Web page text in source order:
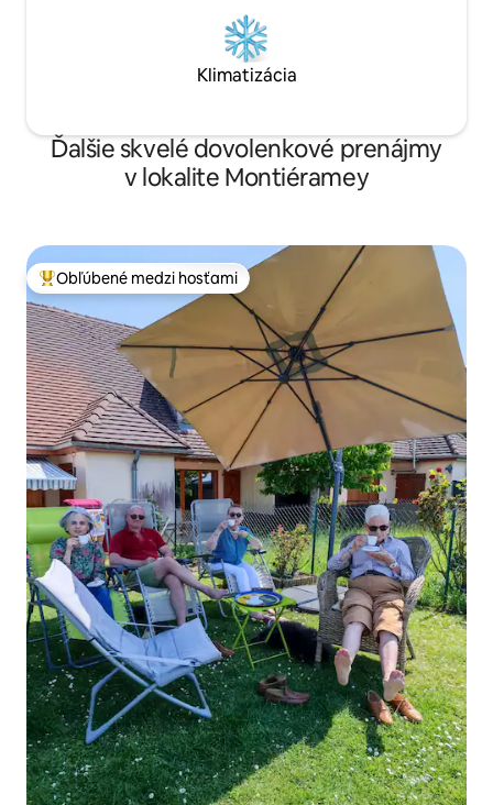
Klimatizácia
Ďalšie skvelé dovolenkové prenájmy
v lokalite Montiéramey
Najobľúbenejšie medzi hosťami
Obľúbené medzi hosťami